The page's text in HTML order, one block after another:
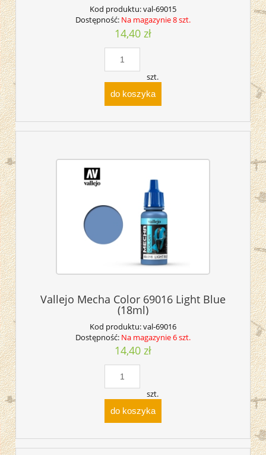
Kod produktu:val-69015
Dostępność: Na magazynie 8 szt.
14,40 zł
szt.
do koszyka
Vallejo Mecha Color 69016 Light Blue
(18ml)
Kod produktu:val-69016
Dostępność: Na magazynie 6 szt.
14,40 zł
szt.
do koszyka